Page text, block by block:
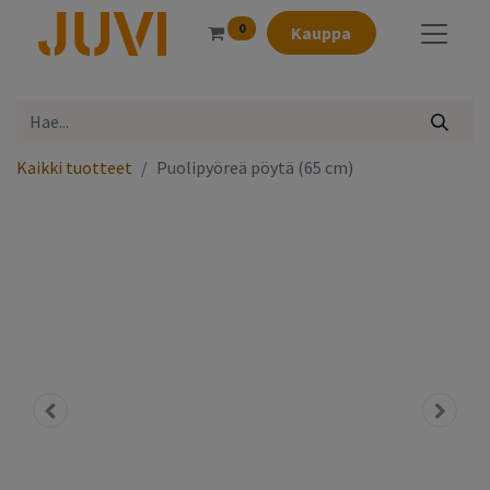
0 Kauppa
Kaikki tuotteet Puolipyöreä pöytä (65 cm)